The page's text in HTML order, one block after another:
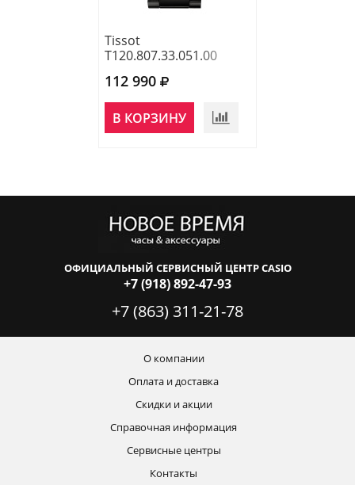
Tissot
T120.807.33.051.00
112 990
В КОРЗИНУ
ОФИЦИАЛЬНЫЙ СЕРВИСНЫЙ ЦЕНТР CASIO
+7 (918) 892-47-93
+7 (863) 311-21-78
О компании
Оплата и доставка
Скидки и акции
Справочная информация
Сервисные центры
Контакты